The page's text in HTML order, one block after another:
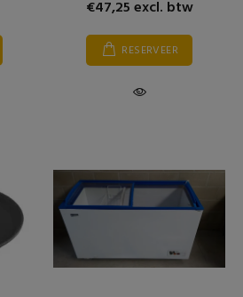
€47,25 excl. btw
RESERVEER